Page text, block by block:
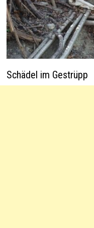
Schädel im Gestrüpp